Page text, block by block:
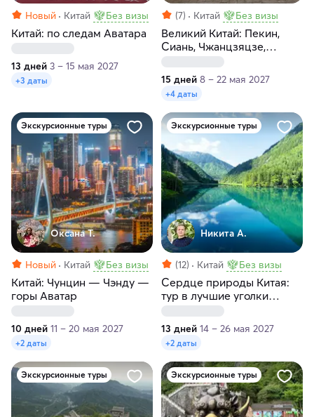
Новый Китай Без визы
Китай: по следам Аватара
13 дней 3 – 15 мая 2027
+3 даты
(7) Китай Без визы
Великий Китай: Пекин,
Сиань, Чжанцзяцзе,
Хайнань
15 дней 8 – 22 мая 2027
+4 даты
Экскурсионные туры
Оксана Т.
Новый Китай Без визы
Китай: Чунцин — Чэнду —
горы Аватар
10 дней 11 – 20 мая 2027
+2 даты
Экскурсионные туры
Никита А.
(12) Китай Без визы
Сердце природы Китая:
тур в лучшие уголки
13 дней 14 – 26 мая 2027
+2 даты
Экскурсионные туры Экскурсионные туры